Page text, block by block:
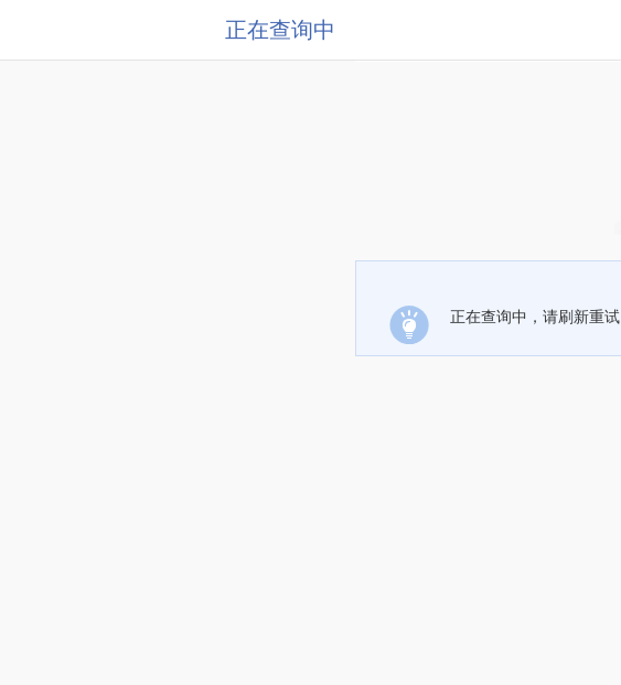
正在查询中
正在查询中，请刷新重试